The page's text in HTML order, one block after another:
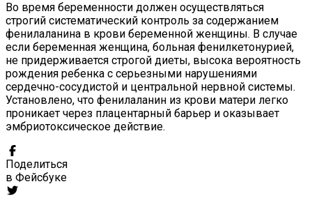
Во время беременности должен осуществляться
строгий систематический контроль за содержанием
фенилаланина в крови беременной женщины. В случае
если беременная женщина, больная фенилкетонурией,
не придерживается строгой диеты, высока вероятность
рождения ребенка с серьезными нарушениями
сердечно-сосудистой и центральной нервной системы.
Установлено, что фенилаланин из крови матери легко
проникает через плацентарный барьер и оказывает
эмбриотоксическое действие.
Поделиться
в Фейсбуке